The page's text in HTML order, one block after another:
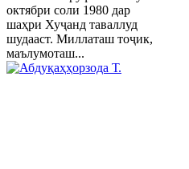
октябри соли 1980 дар
шаҳри Хуҷанд таваллуд
шудааст. Миллаташ тоҷик,
маълумоташ...